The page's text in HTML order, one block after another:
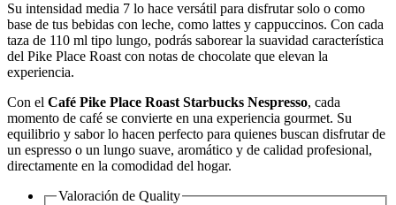
Su intensidad media 7 lo hace versátil para disfrutar solo o como
base de tus bebidas con leche, como lattes y cappuccinos. Con cada
taza de 110 ml tipo lungo, podrás saborear la suavidad característica
del Pike Place Roast con notas de chocolate que elevan la
experiencia.
Con el Café Pike Place Roast Starbucks Nespresso, cada
momento de café se convierte en una experiencia gourmet. Su
equilibrio y sabor lo hacen perfecto para quienes buscan disfrutar de
un espresso o un lungo suave, aromático y de calidad profesional,
directamente en la comodidad del hogar.
Valoración de Quality